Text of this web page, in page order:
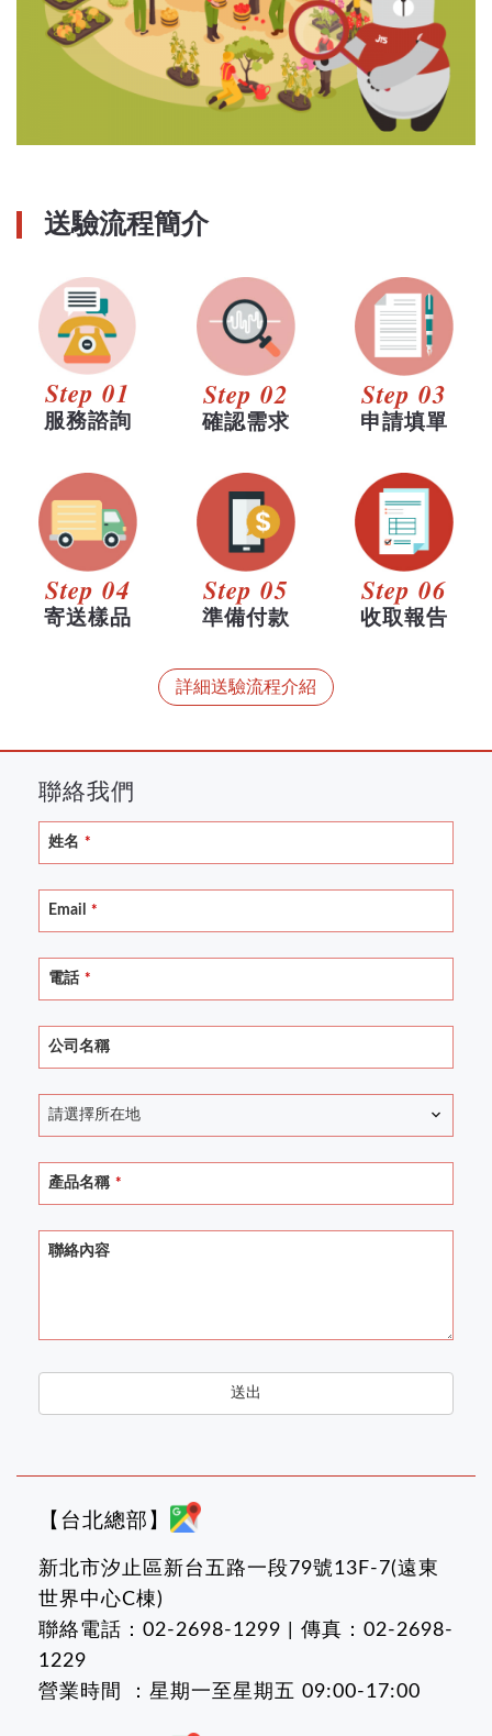
送驗流程簡介
Step 01
服務諮詢
Step 02
確認需求
Step 03
申請填單
Step 04
寄送樣品
Step 05
準備付款
Step 06
收取報告
詳細送驗流程介紹
聯絡我們
Email
Address
姓名 *
Email *
電話 *
公司名稱
請選擇所在地
產品名稱 *
聯絡內容
送出
【台北總部】
新北市汐止區新台五路一段79號13F-7(遠東
世界中心C棟)
聯絡電話：02-2698-1299 | 傳真：02-2698-
1229
營業時間 ：星期一至星期五 09:00-17:00